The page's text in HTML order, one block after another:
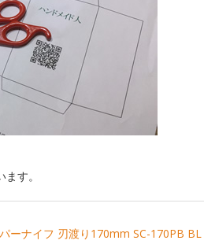
す。
ーナイフ 刃渡り170mm SC-170PB BL